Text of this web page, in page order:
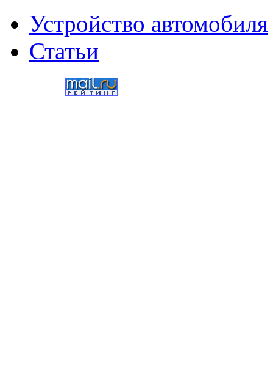
Устройство автомобиля
Статьи